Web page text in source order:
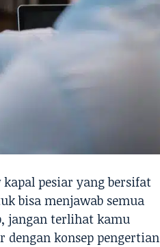
pesiar yang bersifat
bisa menjawab semua
jangan terlihat kamu
dengan konsep pengertian